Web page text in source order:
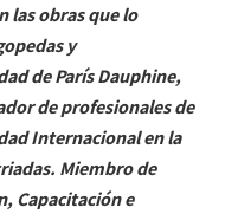
las obras que lo
y
de París Dauphine,
de profesionales de
Internacional en la
Miembro de
Capacitación e